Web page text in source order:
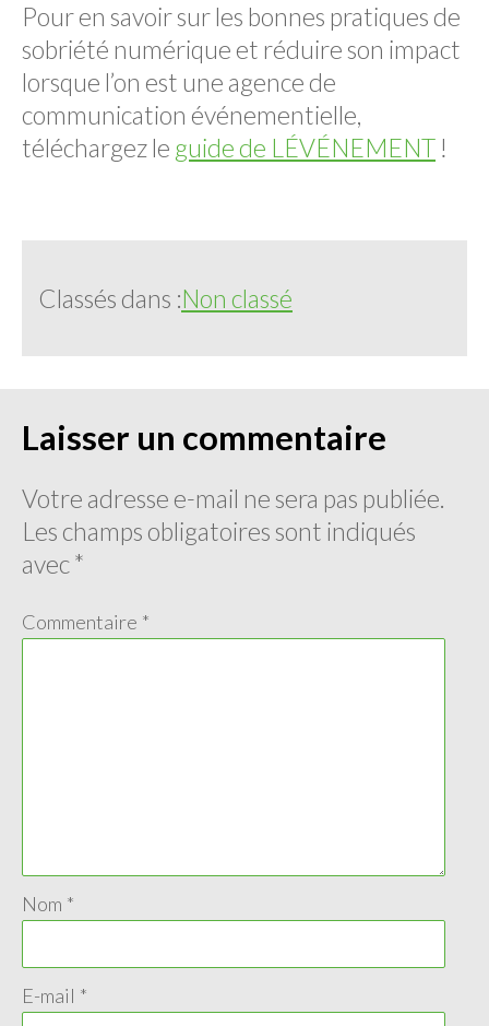
Pour en savoir sur les bonnes pratiques de
sobriété numérique et réduire son impact
lorsque l’on est une agence de
communication événementielle,
téléchargez le guide de LÉVÉNEMENT !
Classés dans :Non classé
Laisser un commentaire
Votre adresse e-mail ne sera pas publiée.
Les champs obligatoires sont indiqués
avec*
Commentaire *
Nom *
E-mail *